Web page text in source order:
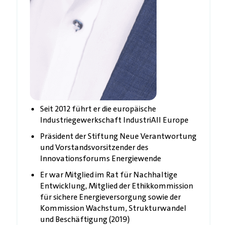
Seit 2012 führt er die europäische
Industriegewerkschaft IndustriAll Europe
Präsident der Stiftung Neue Verantwortung
und Vorstandsvorsitzender des
Innovationsforums Energiewende
Er war Mitglied im Rat für Nachhaltige
Entwicklung, Mitglied der Ethikkommission
für sichere Energieversorgung sowie der
Kommission Wachstum, Strukturwandel
und Beschäftigung (2019)